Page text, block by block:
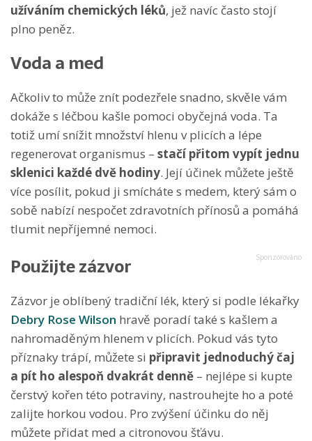
užíváním chemických léků, jež navíc často stojí
plno peněz.
Voda a med
Ačkoliv to může znít podezřele snadno, skvěle vám
dokáže s léčbou kašle pomoci obyčejná voda. Ta
totiž umí snížit množství hlenu v plicích a lépe
regenerovat organismus – stačí přitom vypít jednu
sklenici každé dvě hodiny. Její účinek můžete ještě
více posílit, pokud ji smícháte s medem, který sám o
sobě nabízí nespočet zdravotních přínosů a pomáhá
tlumit nepříjemné nemoci.
Použijte zázvor
Zázvor je oblíbený tradiční lék, který si podle lékařky
Debry Rose Wilson hravě poradí také s kašlem a
nahromaděným hlenem v plicích. Pokud vás tyto
příznaky trápí, můžete si připravit jednoduchý čaj
a pít ho alespoň dvakrát denně – nejlépe si kupte
čerstvý kořen této potraviny, nastrouhejte ho a poté
zalijte horkou vodou. Pro zvýšení účinku do něj
můžete přidat med a citronovou šťávu.